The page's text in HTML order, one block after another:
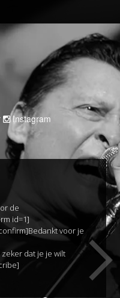
Instagram
de
id=1]
voor je
dat je je wilt